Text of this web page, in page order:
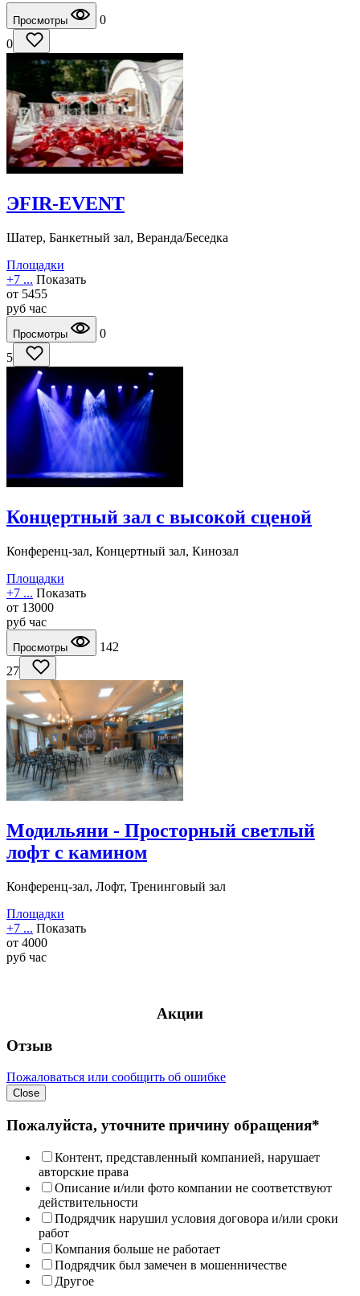
Просмотры
0
0
ЭFIR-EVENT
Шатер, Банкетный зал, Веранда/Беседка
Площадки
+7 ... Показать
от 5455
руб час
Просмотры
0
5
Концертный зал с высокой сценой
Конференц-зал, Концертный зал, Кинозал
Площадки
+7 ... Показать
от 13000
руб час
Просмотры
142
27
Модильяни - Просторный светлый
лофт с камином
Конференц-зал, Лофт, Тренинговый зал
Площадки
+7 ... Показать
от 4000
руб час
Акции
Отзыв
Пожаловаться или сообщить об ошибке
Close
Пожалуйста, уточните причину обращения*
Контент, представленный компанией, нарушает
авторские права
Описание и/или фото компании не соответствуют
действительности
Подрядчик нарушил условия договора и/или сроки
работ
Компания больше не работает
Подрядчик был замечен в мошенничестве
Другое